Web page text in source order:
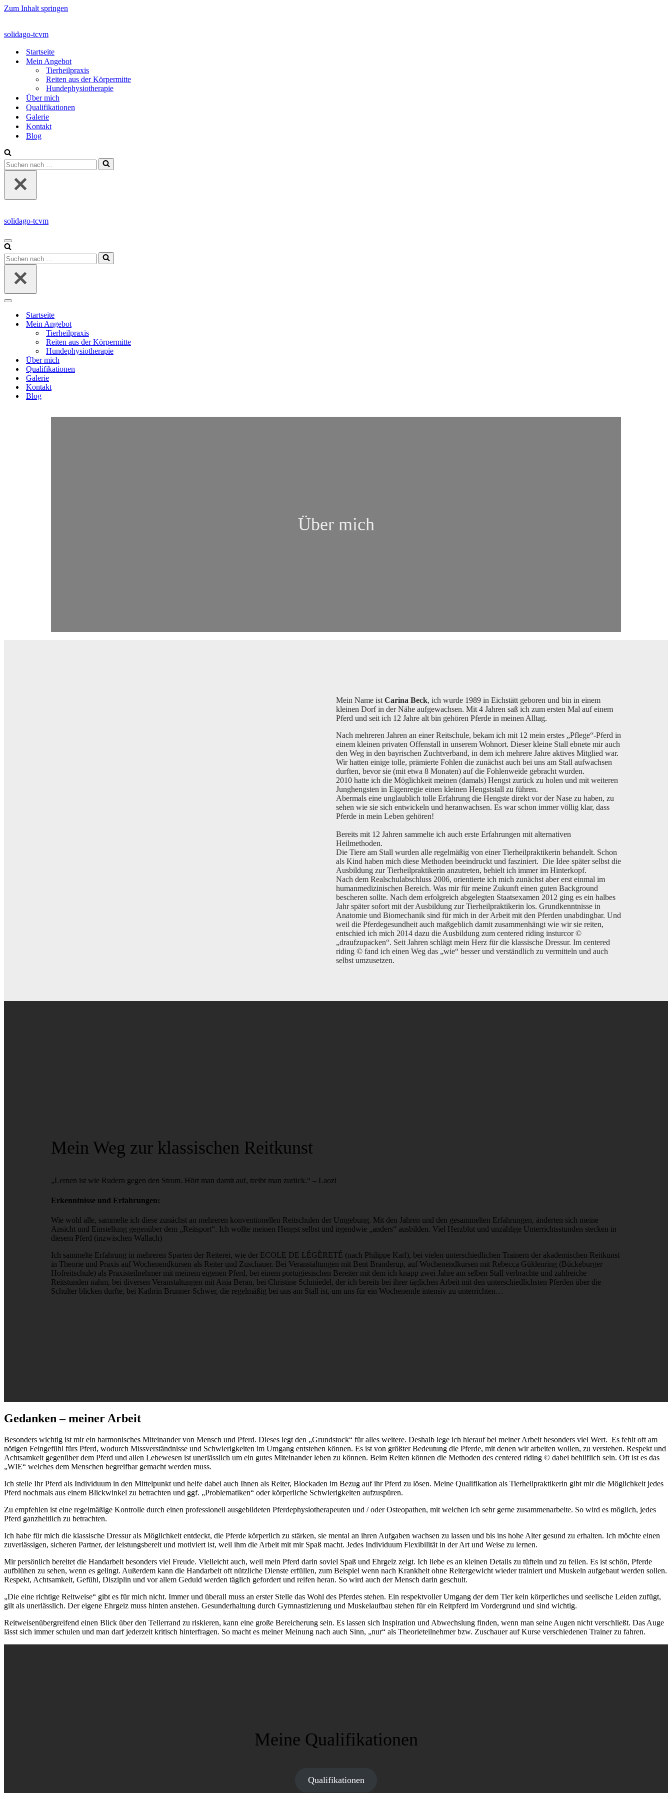
Zum Inhalt springen
solidago-tcvm
Startseite
Mein Angebot
Tierheilpraxis
Reiten aus der Körpermitte
Hundephysiotherapie
Über mich
Qualifikationen
Galerie
Kontakt
Blog
Suchen
nach …
solidago-tcvm
Navigationsmenü
Suchen
nach …
Navigationsmenü
Startseite
Mein Angebot
Tierheilpraxis
Reiten aus der Körpermitte
Hundephysiotherapie
Über mich
Qualifikationen
Galerie
Kontakt
Blog
Über mich
Mein Name ist Carina Beck, ich wurde 1989 in Eichstätt geboren und bin in einem
kleinen Dorf in der Nähe aufgewachsen. Mit 4 Jahren saß ich zum ersten Mal auf einem
Pferd und seit ich 12 Jahre alt bin gehören Pferde in meinen Alltag.
Nach mehreren Jahren an einer Reitschule, bekam ich mit 12 mein erstes „Pflege“-Pferd in
einem kleinen privaten Offenstall in unserem Wohnort. Dieser kleine Stall ebnete mir auch
den Weg in den bayrischen Zuchtverband, in dem ich mehrere Jahre aktives Mitglied war.
Wir hatten einige tolle, prämierte Fohlen die zunächst auch bei uns am Stall aufwachsen
durften, bevor sie (mit etwa 8 Monaten) auf die Fohlenweide gebracht wurden.
2010 hatte ich die Möglichkeit meinen (damals) Hengst zurück zu holen und mit weiteren
Junghengsten in Eigenregie einen kleinen Hengststall zu führen.
Abermals eine unglaublich tolle Erfahrung die Hengste direkt vor der Nase zu haben, zu
sehen wie sie sich entwickeln und heranwachsen. Es war schon immer völlig klar, dass
Pferde in mein Leben gehören!
Bereits mit 12 Jahren sammelte ich auch erste Erfahrungen mit alternativen
Heilmethoden.
Die Tiere am Stall wurden alle regelmäßig von einer Tierheilpraktikerin behandelt. Schon
als Kind haben mich diese Methoden beeindruckt und fasziniert. Die Idee später selbst die
Ausbildung zur Tierheilpraktikerin anzutreten, behielt ich immer im Hinterkopf.
Nach dem Realschulabschluss 2006, orientierte ich mich zunächst aber erst einmal im
humanmedizinischen Bereich. Was mir für meine Zukunft einen guten Background
bescheren sollte. Nach dem erfolgreich abgelegten Staatsexamen 2012 ging es ein halbes
Jahr später sofort mit der Ausbildung zur Tierheilpraktikerin los. Grundkenntnisse in
Anatomie und Biomechanik sind für mich in der Arbeit mit den Pferden unabdingbar. Und
weil die Pferdegesundheit auch maßgeblich damit zusammenhängt wie wir sie reiten,
entschied ich mich 2014 dazu die Ausbildung zum centered riding insturcor ©
„draufzupacken“. Seit Jahren schlägt mein Herz für die klassische Dressur. Im centered
riding © fand ich einen Weg das „wie“ besser und verständlich zu vermitteln und auch
selbst umzusetzen.
Mein Weg zur klassischen Reitkunst
„Lernen ist wie Rudern gegen den Strom. Hört man damit auf, treibt man zurück.“ – Laozi
Erkenntnisse und Erfahrungen:
Wie wohl alle, sammelte ich diese zunächst an mehreren konventionellen Reitschulen der Umgebung. Mit den Jahren und den gesammelten Erfahrungen, änderten sich meine
Ansicht und Einstellung gegenüber dem „Reitsport“. Ich wollte meinen Hengst selbst und irgendwie „anders“ ausbilden. Viel Herzblut und unzählige Unterrichtsstunden stecken in
diesem Pferd (inzwischen Wallach)
Ich sammelte Erfahrung in mehreren Sparten der Reiterei, wie der ECOLE DE LÉGÈRETÉ (nach Philippe Karl), bei vielen unterschiedlichen Trainern der akademischen Reitkunst
in Theorie und Praxis auf Wochenendkursen als Reiter und Zuschauer. Bei Veranstaltungen mit Bent Branderup, auf Wochenendkursen mit Rebecca Güldenring (Bückeburger
Hofreitschule) als Praxisteilnehmer mit meinem eigenen Pferd, bei einem portugiesischen Bereiter mit dem ich knapp zwei Jahre am selben Stall verbrachte und zahlreiche
Reitstunden nahm, bei diversen Veranstaltungen mit Anja Beran, bei Christine Schmiedel, der ich bereits bei ihrer täglichen Arbeit mit den unterschiedlichsten Pferden über die
Schulter blicken durfte, bei Kathrin Brunner-Schwer, die regelmäßig bei uns am Stall ist, um uns für ein Wochenende intensiv zu unterrichten…
Gedanken – meiner Arbeit
Besonders wichtig ist mir ein harmonisches Miteinander von Mensch und Pferd. Dieses legt den „Grundstock“ für alles weitere. Deshalb lege ich hierauf bei meiner Arbeit besonders viel Wert. Es fehlt oft am
nötigen Feingefühl fürs Pferd, wodurch Missverständnisse und Schwierigkeiten im Umgang entstehen können. Es ist von größter Bedeutung die Pferde, mit denen wir arbeiten wollen, zu verstehen. Respekt und
Achtsamkeit gegenüber dem Pferd und allen Lebewesen ist unerlässlich um ein gutes Miteinander leben zu können. Beim Reiten können die Methoden des centered riding © dabei behilflich sein. Oft ist es das
„WIE“ welches dem Menschen begreifbar gemacht werden muss.
Ich stelle Ihr Pferd als Individuum in den Mittelpunkt und helfe dabei auch Ihnen als Reiter, Blockaden im Bezug auf ihr Pferd zu lösen. Meine Qualifikation als Tierheilpraktikerin gibt mir die Möglichkeit jedes
Pferd nochmals aus einem Blickwinkel zu betrachten und ggf. „Problematiken“ oder körperliche Schwierigkeiten aufzuspüren.
Zu empfehlen ist eine regelmäßige Kontrolle durch einen professionell ausgebildeten Pferdephysiotherapeuten und / oder Osteopathen, mit welchen ich sehr gerne zusammenarbeite. So wird es möglich, jedes
Pferd ganzheitlich zu betrachten.
Ich habe für mich die klassische Dressur als Möglichkeit entdeckt, die Pferde körperlich zu stärken, sie mental an ihren Aufgaben wachsen zu lassen und bis ins hohe Alter gesund zu erhalten. Ich möchte einen
zuverlässigen, sicheren Partner, der leistungsbereit und motiviert ist, weil ihm die Arbeit mit mir Spaß macht. Jedes Individuum Flexibilität in der Art und Weise zu lernen.
Mir persönlich bereitet die Handarbeit besonders viel Freude. Vielleicht auch, weil mein Pferd darin soviel Spaß und Ehrgeiz zeigt. Ich liebe es an kleinen Details zu tüfteln und zu feilen. Es ist schön, Pferde
aufblühen zu sehen, wenn es gelingt. Außerdem kann die Handarbeit oft nützliche Dienste erfüllen, zum Beispiel wenn nach Krankheit ohne Reitergewicht wieder trainiert und Muskeln aufgebaut werden sollen.
Respekt, Achtsamkeit, Gefühl, Disziplin und vor allem Geduld werden täglich gefordert und reifen heran. So wird auch der Mensch darin geschult.
„Die eine richtige Reitweise“ gibt es für mich nicht. Immer und überall muss an erster Stelle das Wohl des Pferdes stehen. Ein respektvoller Umgang der dem Tier kein körperliches und seelische Leiden zufügt,
gilt als unerlässlich. Der eigene Ehrgeiz muss hinten anstehen. Gesunderhaltung durch Gymnastizierung und Muskelaufbau stehen für ein Reitpferd im Vordergrund und sind wichtig.
Reitweisenübergreifend einen Blick über den Tellerrand zu riskieren, kann eine große Bereicherung sein. Es lassen sich Inspiration und Abwechslung finden, wenn man seine Augen nicht verschließt. Das Auge
lässt sich immer schulen und man darf jederzeit kritisch hinterfragen. So macht es meiner Meinung nach auch Sinn, „nur“ als Theorieteilnehmer bzw. Zuschauer auf Kurse verschiedenen Trainer zu fahren.
Meine Qualifikationen
Qualifikationen